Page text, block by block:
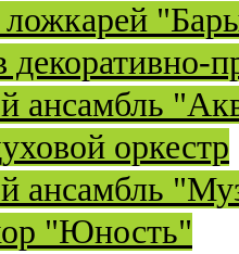
декоративно-
ансамбль
оркестр
ансамбль
"Юность"